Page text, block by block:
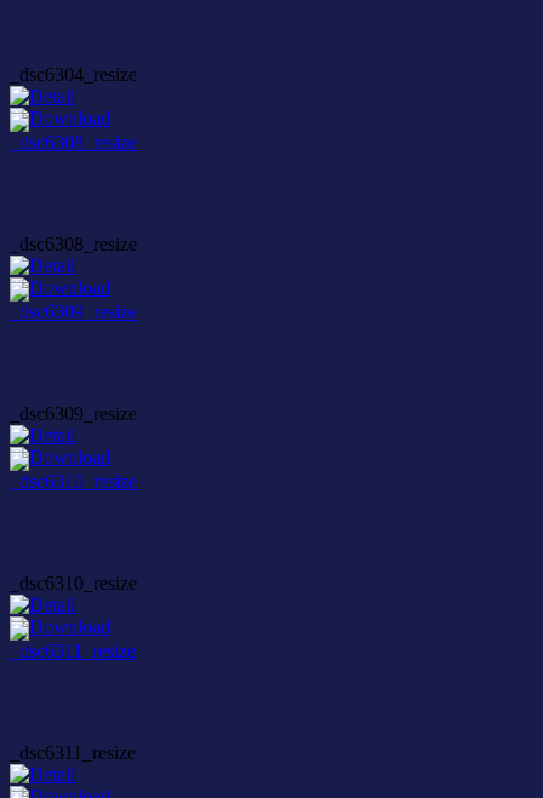
_dsc6304_resize
_dsc6308_resize
_dsc6309_resize
_dsc6310_resize
_dsc6311_resize